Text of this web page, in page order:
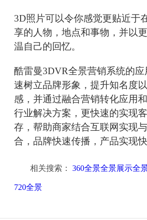
3D照片可以令你感觉更贴近于
享的人物，地点和事物，并以
温自己的回忆。
酷雷曼3DVR全景营销系统的
速树立品牌形象，提升知名度
感，并通过融合营销转化应用
行业解决方案，更快速的实现
存，帮助商家结合互联网实现
合，品牌快速传播，产品实现快
相关搜索： 360全景全景展示全
720全景